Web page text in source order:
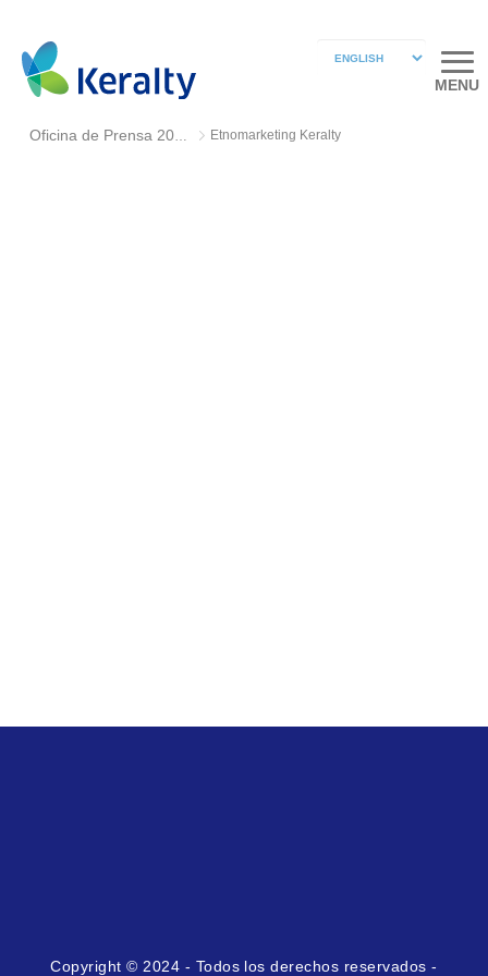
MENU
Oficina de Prensa 2018 Etnomarketing Keralty
Copyright © 2024 - Todos los derechos reservados -